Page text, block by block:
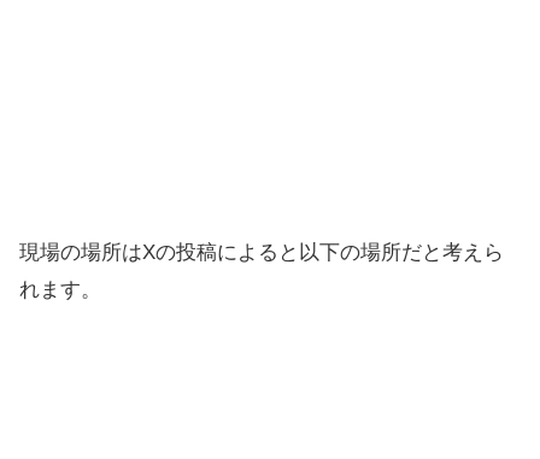
現場の場所はXの投稿によると以下の場所だと考えら
れます。